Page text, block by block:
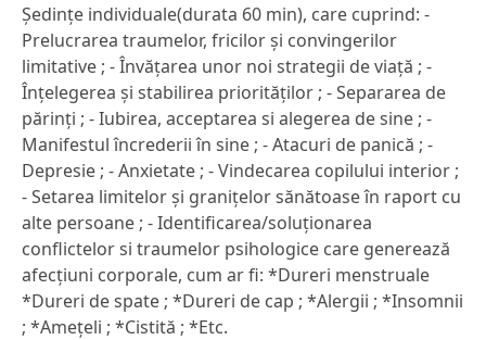
Ședințe individuale(durata 60 min), care cuprind: -
Prelucrarea traumelor, fricilor și convingerilor
limitative ; - Învățarea unor noi strategii de viață ; -
Înțelegerea și stabilirea priorităților ; - Separarea de
părinți ; - Iubirea, acceptarea si alegerea de sine ; -
Manifestul încrederii în sine ; - Atacuri de panică ; -
Depresie ; - Anxietate ; - Vindecarea copilului interior ;
- Setarea limitelor și granițelor sănătoase în raport cu
alte persoane ; - Identificarea/soluționarea
conflictelor si traumelor psihologice care generează
afecțiuni corporale, cum ar fi: *Dureri menstruale
*Dureri de spate ; *Dureri de cap ; *Alergii ; *Insomnii
; *Amețeli ; *Cistită ; *Etc.